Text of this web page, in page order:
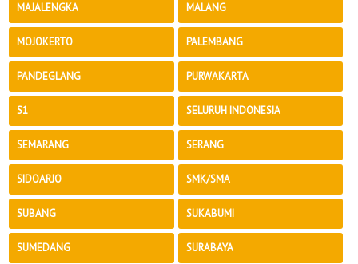
MAJALENGKA MALANG
MOJOKERTO PALEMBANG
PANDEGLANG PURWAKARTA
S1 SELURUH INDONESIA
SEMARANG SERANG
SIDOARJO SMK/SMA
SUBANG SUKABUMI
SUMEDANG SURABAYA